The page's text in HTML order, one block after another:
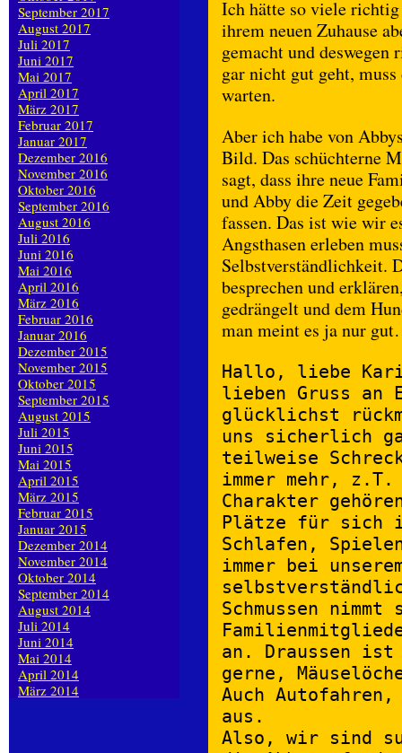
Ich hätte so viele richtig
ihrem neuen Zuhause
gemacht und
gar nicht gut geht,
warten.
Aber ich habe von
Bild. Das schüchterne
sagt, dass ihre neue
und Abby die Zeit
fassen. Das ist wie wir
Angsthasen erleben
Selbstverständlichkeit.
besprechen und
gedrängelt und dem
man meint es ja nur
Hallo, liebe
lieben Gruss an
glücklichst
uns sicherlich
teilweise
immer mehr,
Charakter
Plätze für sich in
Schlafen,
immer bei
Schmussen
an. Draussen
gerne,
Auch
aus.
Also, wir sind
September 2017
August 2017
Juli 2017
Juni 2017
Mai 2017
April 2017
März 2017
Februar 2017
Januar 2017
Dezember 2016
November 2016
Oktober 2016
September 2016
August 2016
Juli 2016
Juni 2016
Mai 2016
April 2016
März 2016
Februar 2016
Januar 2016
Dezember 2015
November 2015
Oktober 2015
September 2015
August 2015
Juli 2015
Juni 2015
Mai 2015
April 2015
März 2015
Februar 2015
Januar 2015
Dezember 2014
November 2014
Oktober 2014
September 2014
August 2014
Juli 2014
Juni 2014
Mai 2014
April 2014
März 2014